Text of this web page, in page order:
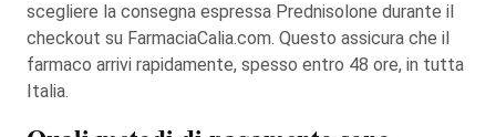
scegliere la consegna espressa Prednisolone durante il
checkout su FarmaciaCalia.com. Questo assicura che il
farmaco arrivi rapidamente, spesso entro 48 ore, in tutta
Italia.